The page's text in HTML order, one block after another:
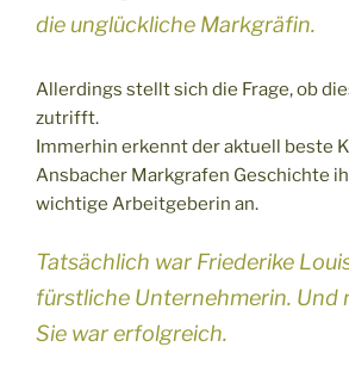
die unglückliche Markgräfin.
Allerdings stellt sich die Frage, ob
zutrifft.
Immerhin erkennt der aktuell beste
Ansbacher Markgrafen Geschichte
wichtige Arbeitgeberin an.
Tatsächlich war Friederike
fürstliche Unternehmerin. Und
Sie war erfolgreich.